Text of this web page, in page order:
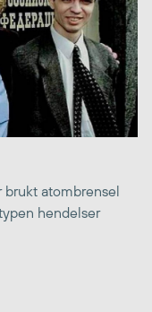
brukt atombrensel
hendelser